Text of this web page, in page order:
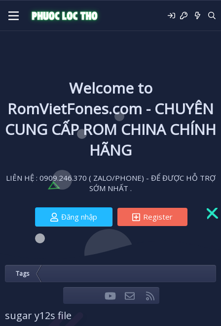
Welcome to
RomVietFones.com - CHUYÊN
CUNG CẤP ROM CHINA CHÍNH
HÃNG
LIÊN HỆ : 0909.246.370 ( ZALO/PHONE) - ĐỂ ĐƯỢC HỖ TRỢ
SỚM NHẤT .
Đăng nhập Register
Tags
FacebookTwitteryoutubeLiên hệ
sugar y12s file